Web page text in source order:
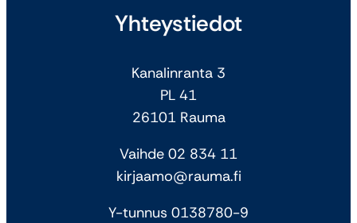
Yhteystiedot
Kanalinranta 3
PL 41
26101 Rauma
Vaihde 02 834 11
kirjaamo@rauma.fi
Y-tunnus 0138780-9